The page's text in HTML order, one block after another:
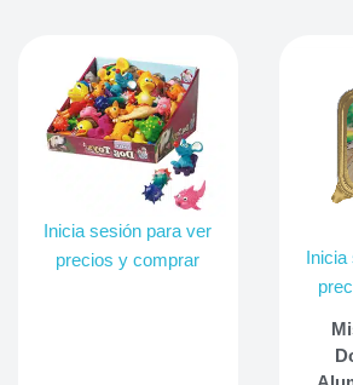
Inicia sesión para ver
precios y comprar